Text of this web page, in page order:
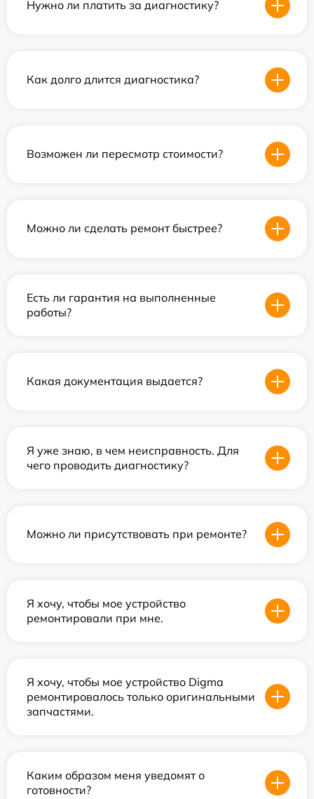
Нужно ли платить за диагностику?
Как долго длится диагностика?
Возможен ли пересмотр стоимости?
Можно ли сделать ремонт быстрее?
Есть ли гарантия на выполненные
работы?
Какая документация выдается?
Я уже знаю, в чем неисправность. Для
чего проводить диагностику?
Можно ли присутствовать при ремонте?
Я хочу, чтобы мое устройство
ремонтировали при мне.
Я хочу, чтобы мое устройство Digma
ремонтировалось только оригинальными
запчастями.
Каким образом меня уведомят о
готовности?